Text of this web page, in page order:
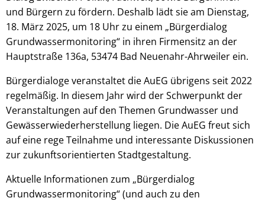
und Bürgern zu fördern. Deshalb lädt sie am Dienstag,
18. März 2025, um 18 Uhr zu einem „Bürgerdialog
Grundwassermonitoring“ in ihren Firmensitz an der
Hauptstraße 136a, 53474 Bad Neuenahr-Ahrweiler ein.
Bürgerdialoge veranstaltet die AuEG übrigens seit 2022
regelmäßig. In diesem Jahr wird der Schwerpunkt der
Veranstaltungen auf den Themen Grundwasser und
Gewässerwiederherstellung liegen. Die AuEG freut sich
auf eine rege Teilnahme und interessante Diskussionen
zur zukunftsorientierten Stadtgestaltung.
Aktuelle Informationen zum „Bürgerdialog
Grundwassermonitoring“ (und auch zu den